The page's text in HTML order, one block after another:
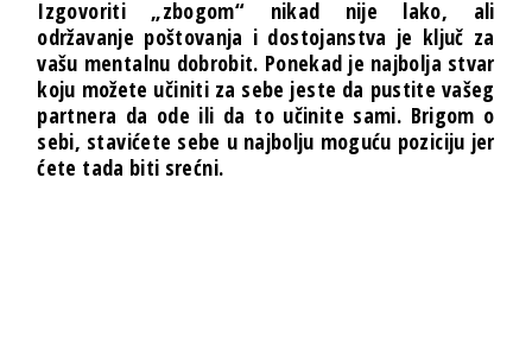
Izgovoriti „zbogom“ nikad nije lako, ali
održavanje poštovanja i dostojanstva je ključ za
vašu mentalnu dobrobit. Ponekad je najbolja stvar
koju možete učiniti za sebe jeste da pustite vašeg
partnera da ode ili da to učinite sami. Brigom o
sebi, stavićete sebe u najbolju moguću poziciju jer
ćete tada biti srećni.